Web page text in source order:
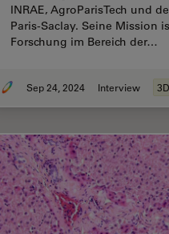
INRAE, AgroParisTech und
Paris-Saclay. Seine Mission
Forschung im Bereich der…
Sep 24, 2024 Interview